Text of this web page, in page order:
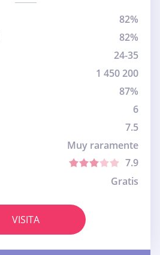
82%
82%
24-35
1 450 200
87%
6
7.5
Muy raramente
7.9
Gratis
VISITA